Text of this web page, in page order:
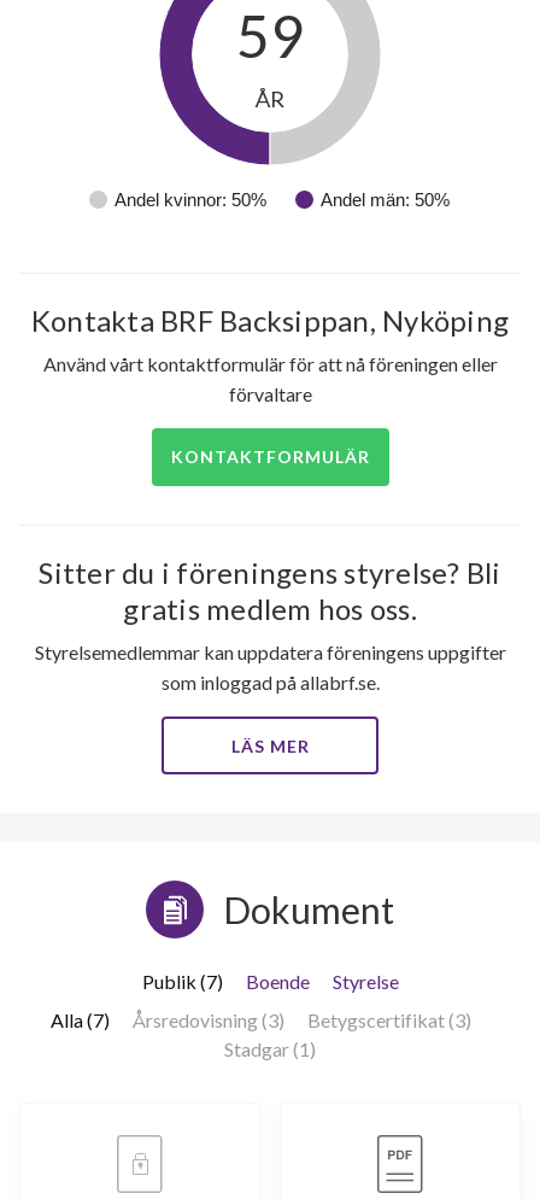
Andel kvinnor: 50% Andel män: 50%
59
ÅR
Kontakta BRF Backsippan, Nyköping
Använd vårt kontaktformulär för att nå föreningen eller
förvaltare
KONTAKTFORMULÄR
Sitter du i föreningens styrelse? Bli
gratis medlem hos oss.
Styrelsemedlemmar kan uppdatera föreningens uppgifter
som inloggad på allabrf.se.
LÄS MER
Dokument
Publik (7) Boende
Styrelse
Alla (7)
Årsredovisning (3)
Betygscertifikat (3)
Stadgar (1)